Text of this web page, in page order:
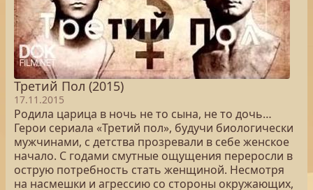
Третий Пол (2015)
17.11.2015
Родила царица в ночь не то сына, не то дочь…
Герои сериала «Третий пол», будучи биологически
мужчинами, с детства прозревали в себе женское
начало. С годами смутные ощущения переросли в
острую потребность стать женщиной. Несмотря
на насмешки и агрессию со стороны окружающих,